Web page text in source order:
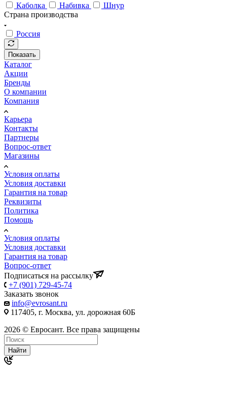
Каболка Набивка
Шнур
Страна производства
Россия
Показать
Каталог
Акции
Бренды
О компании
Компания
Карьера
Контакты
Партнеры
Вопрос-ответ
Магазины
Условия оплаты
Условия доставки
Гарантия на товар
Реквизиты
Политика
Помощь
Условия оплаты
Условия доставки
Гарантия на товар
Вопрос-ответ
Подписаться на рассылку
+7 (901) 729-45-74
Заказать звонок
info@evrosant.ru
117405, г. Москва, ул. дорожная 60Б
2026 © Евросант. Все права защищены
Найти